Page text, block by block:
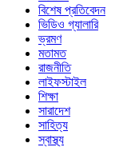
বিশেষ প্রতিবেদন
ভিডিও গ্যালারি
ভ্রমণ
মতামত
রাজনীতি
লাইফস্টাইল
শিক্ষা
সারাদেশ
সাহিত্য
স্বাস্থ্য